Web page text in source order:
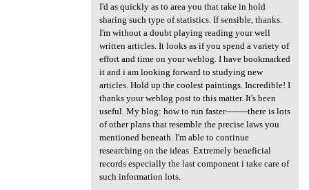
I'd as quickly as to area you that take in hold
sharing such type of statistics. If sensible, thanks.
I'm without a doubt playing reading your well
written articles. It looks as if you spend a variety of
effort and time on your weblog. I have bookmarked
it and i am looking forward to studying new
articles. Hold up the coolest paintings. Incredible! I
thanks your weblog post to this matter. It's been
useful. My blog: how to run faster--------there is lots
of other plans that resemble the precise laws you
mentioned beneath. I'm able to continue
researching on the ideas. Extremely beneficial
records especially the last component i take care of
such information lots.